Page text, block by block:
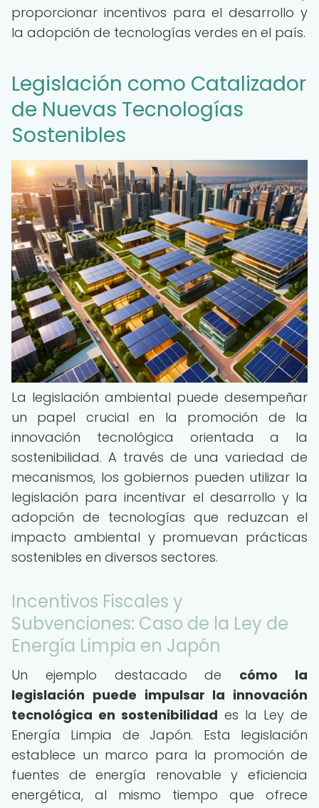
proporcionar incentivos para el desarrollo y
la adopción de tecnologías verdes en el país.
Legislación como Catalizador
de Nuevas Tecnologías
Sostenibles
La legislación ambiental puede desempeñar
un papel crucial en la promoción de la
innovación tecnológica orientada a la
sostenibilidad. A través de una variedad de
mecanismos, los gobiernos pueden utilizar la
legislación para incentivar el desarrollo y la
adopción de tecnologías que reduzcan el
impacto ambiental y promuevan prácticas
sostenibles en diversos sectores.
Incentivos Fiscales y
Subvenciones: Caso de la Ley de
Energía Limpia en Japón
Un ejemplo destacado de cómo la
legislación puede impulsar la innovación
tecnológica en sostenibilidad es la Ley de
Energía Limpia de Japón. Esta legislación
establece un marco para la promoción de
fuentes de energía renovable y eficiencia
energética, al mismo tiempo que ofrece